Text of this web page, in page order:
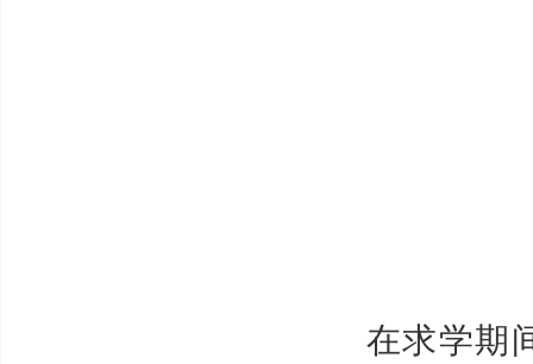
在求学期